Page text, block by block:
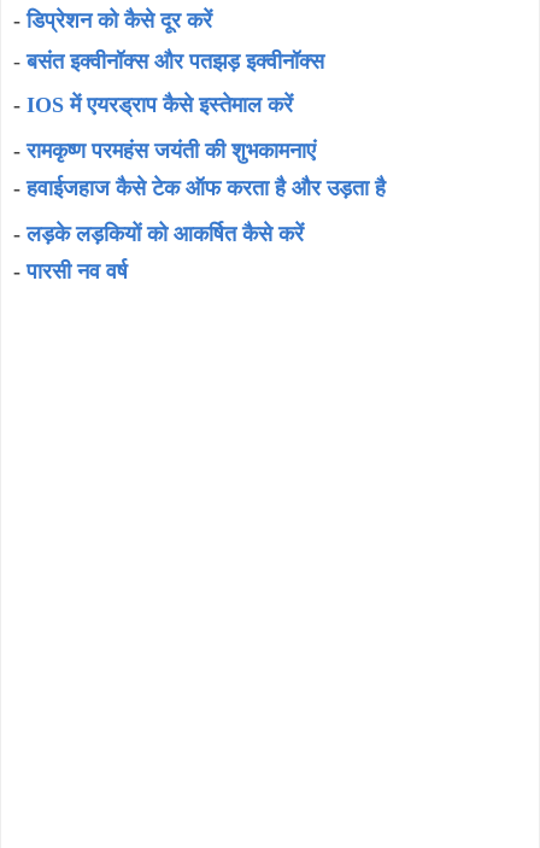
-डिप्रेशन को कैसे दूर करें
-बसंत इक्वीनॉक्स और पतझड़ इक्वीनॉक्स
- IOS में एयरड्राप कैसे इस्तेमाल करें
-रामकृष्ण परमहंस जयंती की शुभकामनाएं
-हवाईजहाज कैसे टेक ऑफ करता है और उड़ता है
-लड़के लड़कियों को आकर्षित कैसे करें
-पारसी नव वर्ष